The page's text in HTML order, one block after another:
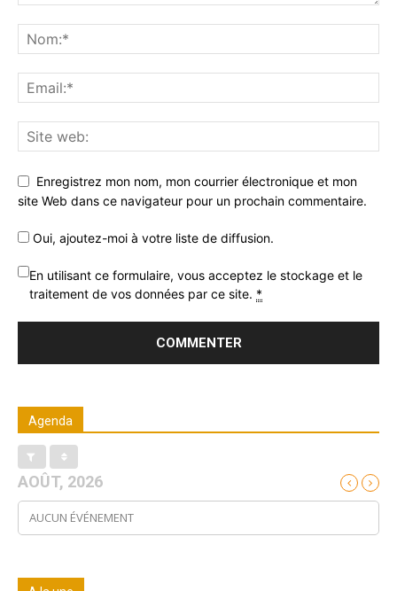
Enregistrez mon nom, mon courrier électronique et mon
site Web dans ce navigateur pour un prochain commentaire.
Oui, ajoutez-moi à votre liste de diffusion.
En utilisant ce formulaire, vous acceptez le stockage et le
traitement de vos données par ce site. *
Agenda
AOÛT, 2026
AUCUN ÉVÉNEMENT